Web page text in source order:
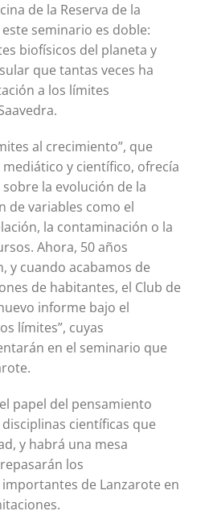
de la Reserva de la
seminario es doble:
biofísicos del planeta y
que tantas veces ha
a los límites
al crecimiento”, que
y científico, ofrecía
la evolución de la
de variables como el
la contaminación o la
Ahora, 50 años
y cuando acabamos de
de habitantes, el Club de
informe bajo el
límites”, cuyas
en el seminario que
papel del pensamiento
científicas que
y habrá una mesa
los
de Lanzarote en